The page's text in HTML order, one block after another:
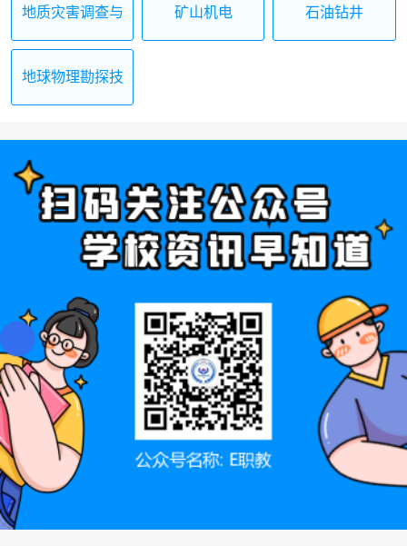
地质灾害调查与
矿山机电 石油钻井
地球物理勘探技